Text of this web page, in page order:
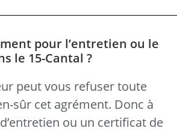
pour l’entretien ou le
le 15-Cantal ?
peut vous refuser toute
sûr cet agrément. Donc à
ou un certificat de